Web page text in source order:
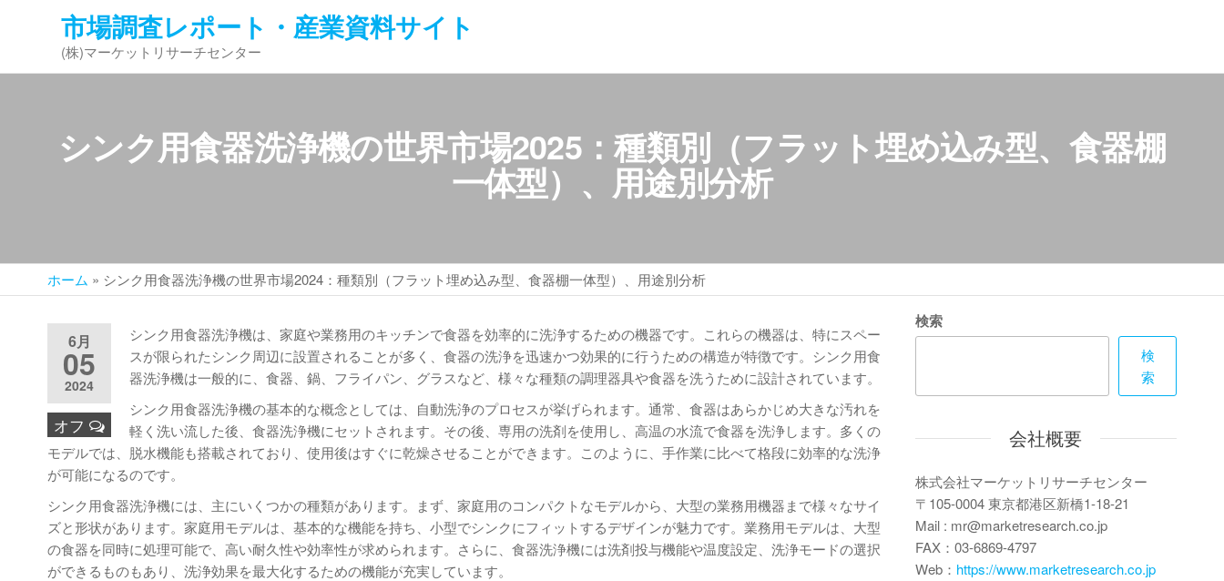
ン
市場調査レポート・産業資料サイト
(株)マーケットリサーチセンター
シンク用食器洗浄機の世界市場2025：種類別（フラット埋め込み型、食器棚
一体型）、用途別分析
ホーム » シンク用食器洗浄機の世界市場2024：種類別（フラット埋め込み型、食器棚一体型）、用途別分析
6月
05
2024
オフ
シンク用食器洗浄機は、家庭や業務用のキッチンで食器を効率的に洗浄するための機器です。これらの機器は、特にスペー
スが限られたシンク周辺に設置されることが多く、食器の洗浄を迅速かつ効果的に行うための構造が特徴です。シンク用食
器洗浄機は一般的に、食器、鍋、フライパン、グラスなど、様々な種類の調理器具や食器を洗うために設計されています。
シンク用食器洗浄機の基本的な概念としては、自動洗浄のプロセスが挙げられます。通常、食器はあらかじめ大きな汚れを
軽く洗い流した後、食器洗浄機にセットされます。その後、専用の洗剤を使用し、高温の水流で食器を洗浄します。多くの
モデルでは、脱水機能も搭載されており、使用後はすぐに乾燥させることができます。このように、手作業に比べて格段に効率的な洗浄
が可能になるのです。
シンク用食器洗浄機には、主にいくつかの種類があります。まず、家庭用のコンパクトなモデルから、大型の業務用機器まで様々なサイ
ズと形状があります。家庭用モデルは、基本的な機能を持ち、小型でシンクにフィットするデザインが魅力です。業務用モデルは、大型
の食器を同時に処理可能で、高い耐久性や効率性が求められます。さらに、食器洗浄機には洗剤投与機能や温度設定、洗浄モードの選択
ができるものもあり、洗浄効果を最大化するための機能が充実しています。
検索
検
索
会社概要
株式会社マーケットリサーチセンター
〒105-0004 東京都港区新橋1-18-21
Mail : mr@marketresearch.co.jp
FAX：03-6869-4797
Web： https://www.marketresearch.co.jp